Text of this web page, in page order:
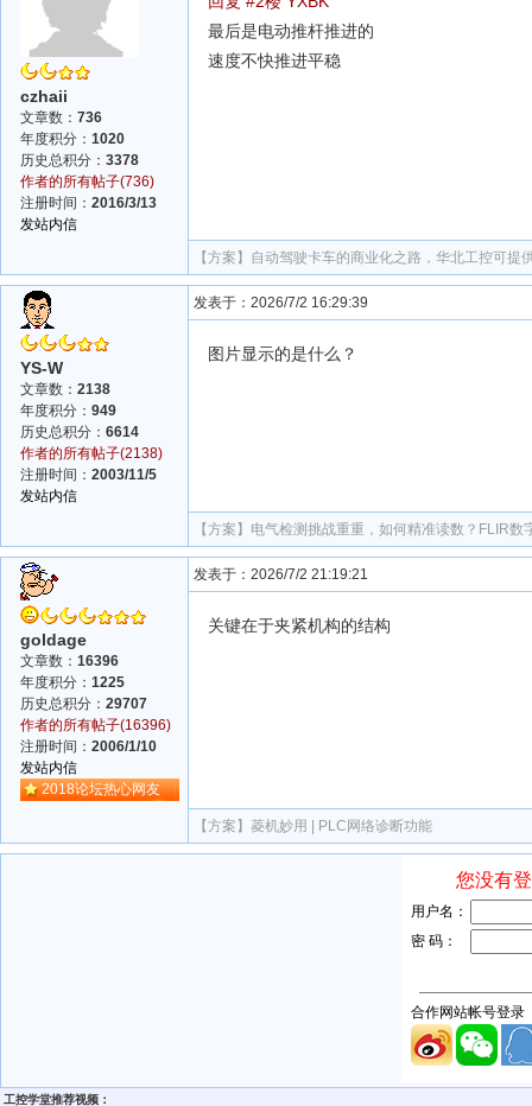
czhaii
文章数： 736
年度积分： 1020
历史总积分： 3378
作者的所有帖子(736)
注册时间： 2016/3/13
发站内信
最后是电动推杆推进的
速度不快推进平稳
【方案】 自动驾驶卡车的商业化之路，华北工控可提
YS-W
文章数： 2138
年度积分： 949
历史总积分： 6614
作者的所有帖子(2138)
注册时间： 2003/11/5
发站内信
发表于：2026/7/2 16:29:39
图片显示的是什么？
【方案】 电气检测挑战重重，如何精准读数？FLIR数
goldage
文章数： 16396
年度积分： 1225
历史总积分： 29707
作者的所有帖子(16396)
注册时间： 2006/1/10
发站内信
2018论坛热心网友
发表于：2026/7/2 21:19:21
关键在于夹紧机构的结构
【方案】 菱机妙用 | PLC网络诊断功能
工控学堂推荐视频：